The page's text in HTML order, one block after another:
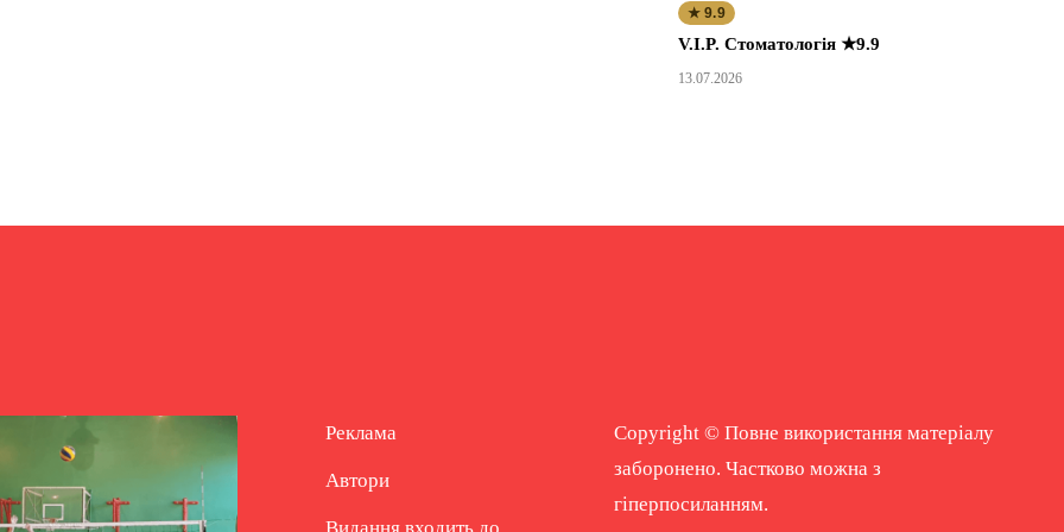
★ 9.9
V.I.P. Стоматологія ★9.9
13.07.2026
Реклама
Автори
Copyright © Повне використання матеріалу
заборонено. Частково можна з
гіперпосиланням.